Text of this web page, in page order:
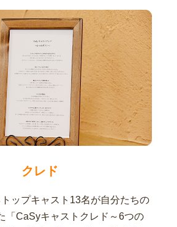
クレド
ップキャスト13名が自分たちの
「CaSyキャストクレド～6つの